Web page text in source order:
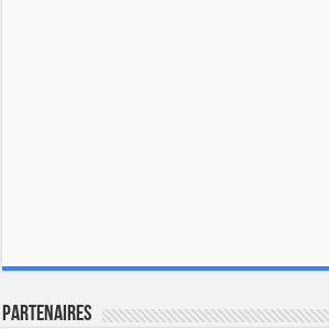
Partenaires